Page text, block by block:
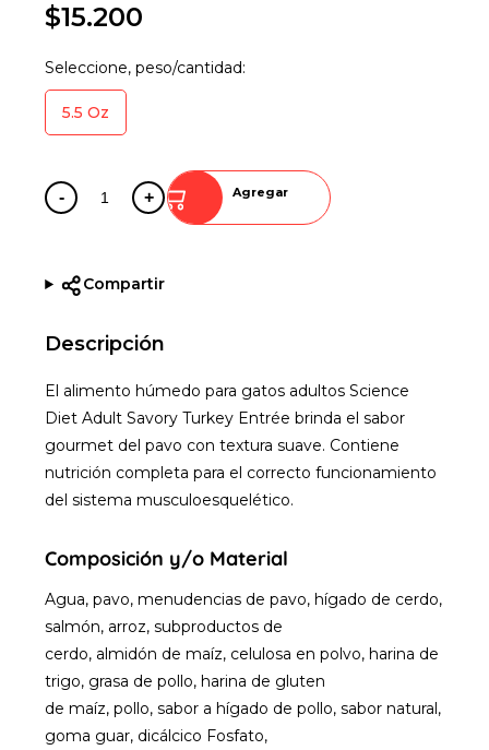
$15.200
Seleccione, peso/cantidad:
5.5 Oz
- + Agregar
Compartir
Descripción
El alimento húmedo para gatos adultos Science
Diet Adult Savory Turkey Entrée brinda el sabor
gourmet del pavo con textura suave. Contiene
nutrición completa para el correcto funcionamiento
del sistema musculoesquelético.
Composición y/o Material
Agua, pavo, menudencias de pavo, hígado de cerdo,
salmón, arroz, subproductos de
cerdo, almidón de maíz, celulosa en polvo, harina de
trigo, grasa de pollo, harina de gluten
de maíz, pollo, sabor a hígado de pollo, sabor natural,
goma guar, dicálcico Fosfato,